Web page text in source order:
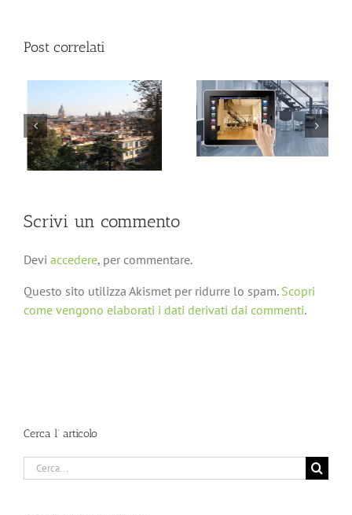
Post correlati
Domotica e risparmio
energetico
Come prepararsi ad un
trasloco – Risparmio
economico ed
Scrivi un commento
Devi accedere, per commentare.
Questo sito utilizza Akismet per ridurre lo spam. Scopri
come vengono elaborati i dati derivati dai commenti.
Cerca l’ articolo
Cerca
per: